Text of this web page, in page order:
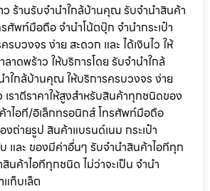
ว ร้านรับจำนำใกล้บ้านคุณ รับจำนำสินค้า
ศัพท์มือถือ จำนำโน้ตบุ๊ก จำนำกระเป๋า
บวงจร ง่าย สะดวก และ ได้เงินไว ให้
าดพร้าว ให้บริการโดย รับจํานําใกล้
ใกล้บ้านคุณ ให้บริการครบวงจร ง่าย
เราตีราคาให้สูงสำหรับสินค้าทุกชนิดของ
าไอที/อิเล็กทรอนิกส์ โทรศัพท์มือถือ
ถ่ายรูป สินค้าแบรนด์เนม กระเป๋า
และ ของมีค่าอื่นๆ รับจำนำสินค้าไอทีทุก
นค้าไอทีทุกชนิด ไม่ว่าจะเป็น จำนำ
ท็บเล็ต